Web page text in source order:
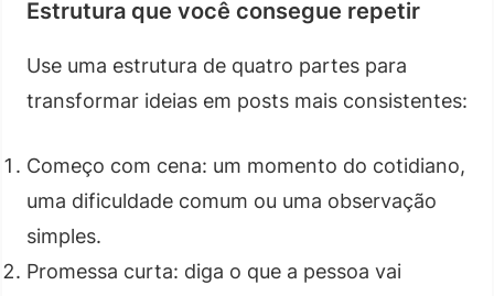
Estrutura que você consegue repetir
Use uma estrutura de quatro partes para
transformar ideias em posts mais consistentes:
Começo com cena: um momento do cotidiano,
uma dificuldade comum ou uma observação
simples.
Promessa curta: diga o que a pessoa vai